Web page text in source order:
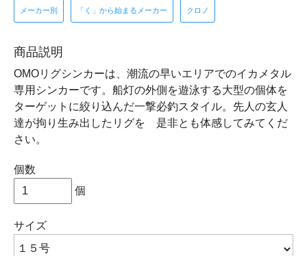
メーカー別 「く」から始まるメーカー クロノ
商品説明
OMOリグシンカーは、潮流の早いエリアでのイカメタル
専用シンカーです。船灯の外側を遊泳する大型の個体を
ターゲットに絞り込んだ一撃必釣スタイル。先人の玄人
達が拘り生み出したリグを 是非とも体感してみてくだ
さい。
個数
個
サイズ